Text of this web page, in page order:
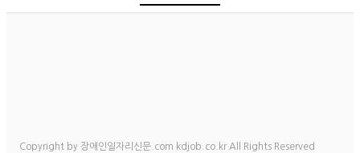
Copyright by 장애인일자리신문.com kdjob.co.kr All Rights Reserved